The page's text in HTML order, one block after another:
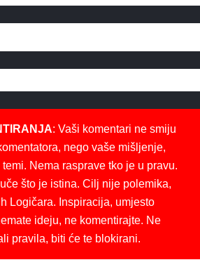
: Vaši komentari ne smiju
nego vaše mišljenje,
Nema rasprave tko je u pravu.
što je istina. Cilj nije polemika,
Logičara. Inspiracija, umjesto
ideju, ne komentirajte. Ne
pravila, biti će te blokirani.